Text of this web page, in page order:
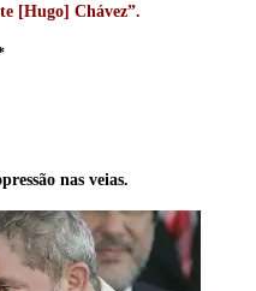
[Hugo] Chávez”.
nas veias.